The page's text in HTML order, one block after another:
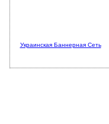
Украинская Баннерная Сеть